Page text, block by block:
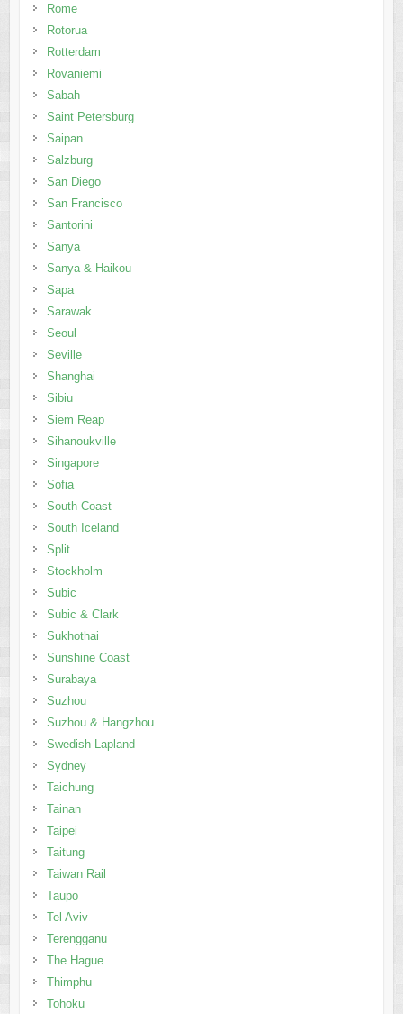
Rome
Rotorua
Rotterdam
Rovaniemi
Sabah
Saint Petersburg
Saipan
Salzburg
San Diego
San Francisco
Santorini
Sanya
Sanya & Haikou
Sapa
Sarawak
Seoul
Seville
Shanghai
Sibiu
Siem Reap
Sihanoukville
Singapore
Sofia
South Coast
South Iceland
Split
Stockholm
Subic
Subic & Clark
Sukhothai
Sunshine Coast
Surabaya
Suzhou
Suzhou & Hangzhou
Swedish Lapland
Sydney
Taichung
Tainan
Taipei
Taitung
Taiwan Rail
Taupo
Tel Aviv
Terengganu
The Hague
Thimphu
Tohoku